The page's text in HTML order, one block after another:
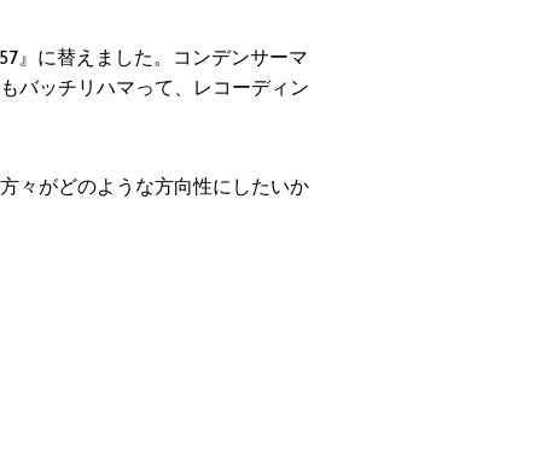
』に替えました。コンデンサーマ
バッチリハマって、レコーディン
々がどのような方向性にしたいか